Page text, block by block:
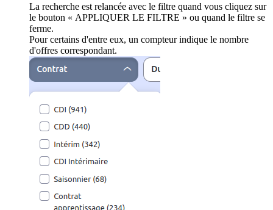
La recherche est relancée avec le filtre quand vous cliquez sur
le bouton « APPLIQUER LE FILTRE » ou quand le filtre se
ferme.
Pour certains d'entre eux, un compteur indique le nombre
d'offres correspondant.